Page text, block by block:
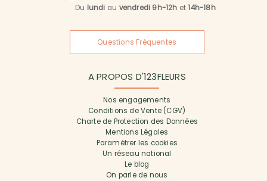
Du lundi au vendredi 9h-12h et14h-18h
Questions Fréquentes
A PROPOS D'123FLEURS
Nos engagements
Conditions de Vente (CGV)
Charte de Protection des Données
Mentions Légales
Paramétrer les cookies
Un réseau national
Le blog
On parle de nous